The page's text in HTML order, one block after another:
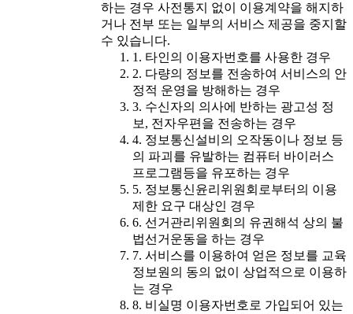
하는 경우 사전통지 없이 이용계약을 해지하
거나 전부 또는 일부의 서비스 제공을 중지할
수 있습니다.
1. 타인의 이용자번호를 사용한 경우
2. 다량의 정보를 전송하여 서비스의 안
정적 운영을 방해하는 경우
3. 수신자의 의사에 반하는 광고성 정
보, 전자우편을 전송하는 경우
4. 정보통신설비의 오작동이나 정보 등
의 파괴를 유발하는 컴퓨터 바이러스
프로그램등을 유포하는 경우
5. 정보통신윤리위원회로부터의 이용
제한 요구 대상인 경우
6. 선거관리위원회의 유권해석 상의 불
법선거운동을 하는 경우
7. 서비스를 이용하여 얻은 정보를 교육
정보원의 동의 없이 상업적으로 이용하
는 경우
8. 비실명 이용자번호로 가입되어 있는